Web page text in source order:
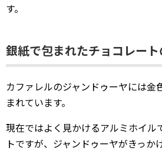
す。
銀紙で包まれたチョコレート
カファレルのジャンドゥーヤには金
まれています。
現在ではよく見かけるアルミホイル
トですが、ジャンドゥーヤがきっか